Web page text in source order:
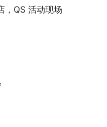
，QS 活动现场